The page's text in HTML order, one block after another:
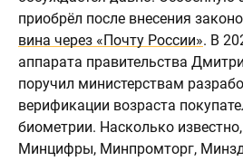
приобрёл после внесения
вина через «Почту России». В
аппарата правительства
поручил министерствам
верификации возраста
биометрии. Насколько
Минцифры, Минпромторг,